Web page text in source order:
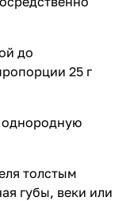
до
25 г
однородную
толстым
губы, веки или